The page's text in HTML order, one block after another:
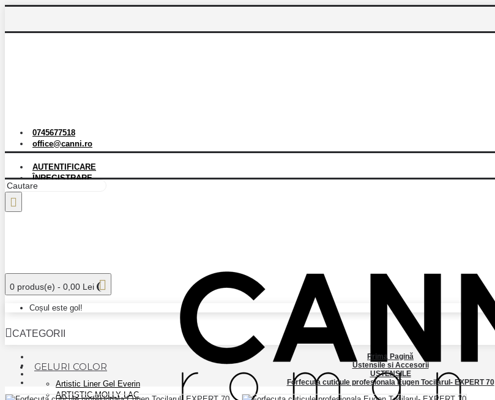
0745677518
office@canni.ro
AUTENTIFICARE
ÎNREGISTRARE
0 produs(e) - 0,00 Lei
Coșul este gol!
CATEGORII
GELURI COLOR
Artistic Liner Gel Everin
ARTISTIC MOLLY LAC
Prima Pagină
Ustensile si Accesorii
USTENSILE
Forfecuta cuticule profesionala Eugen Tocilarul- EXPERT 70